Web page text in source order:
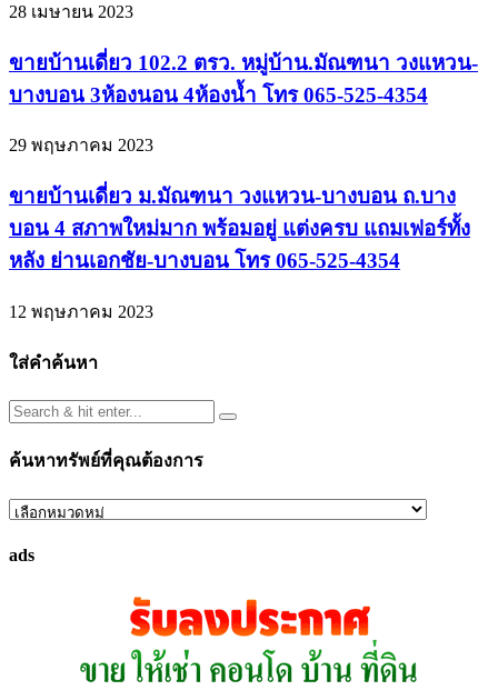
28 เมษายน 2023
ขายบ้านเดี่ยว 102.2 ตรว. หมู่บ้าน.มัณฑนา วงแหวน-
บางบอน 3ห้องนอน 4ห้องน้ำ โทร 065-525-4354
29 พฤษภาคม 2023
ขายบ้านเดี่ยว ม.มัณฑนา วงแหวน-บางบอน ถ.บาง
บอน 4 สภาพใหม่มาก พร้อมอยู่ แต่งครบ แถมเฟอร์ทั้ง
หลัง ย่านเอกชัย-บางบอน โทร 065-525-4354
12 พฤษภาคม 2023
ใส่คำค้นหา
ค้นหาทรัพย์ที่คุณต้องการ
ค้นหา
ที่
ads